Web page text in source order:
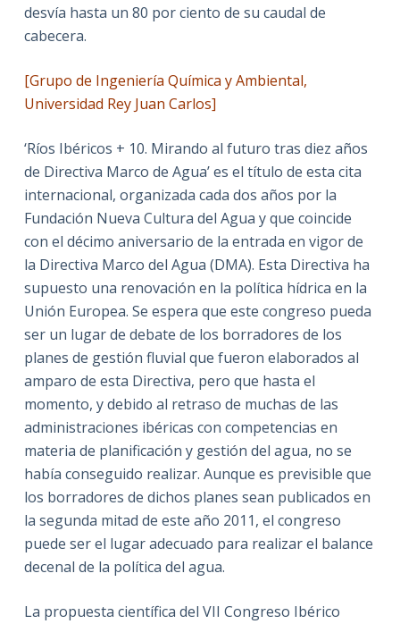
desvía hasta un 80 por ciento de su caudal de
cabecera.
[Grupo de Ingeniería Química y Ambiental,
Universidad Rey Juan Carlos]
‘Ríos Ibéricos + 10. Mirando al futuro tras diez años
de Directiva Marco de Agua’ es el título de esta cita
internacional, organizada cada dos años por la
Fundación Nueva Cultura del Agua y que coincide
con el décimo aniversario de la entrada en vigor de
la Directiva Marco del Agua (DMA). Esta Directiva ha
supuesto una renovación en la política hídrica en la
Unión Europea. Se espera que este congreso pueda
ser un lugar de debate de los borradores de los
planes de gestión fluvial que fueron elaborados al
amparo de esta Directiva, pero que hasta el
momento, y debido al retraso de muchas de las
administraciones ibéricas con competencias en
materia de planificación y gestión del agua, no se
había conseguido realizar. Aunque es previsible que
los borradores de dichos planes sean publicados en
la segunda mitad de este año 2011, el congreso
puede ser el lugar adecuado para realizar el balance
decenal de la política del agua.
La propuesta científica del VII Congreso Ibérico